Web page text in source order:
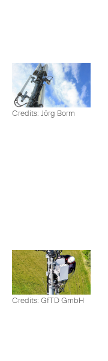
Credits: Jörg Borm
Credits: GfTD GmbH